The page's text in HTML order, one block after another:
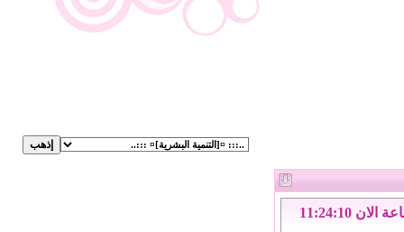
السبت 8 من اغسطس 2026 , الساعة الان 11:24:11